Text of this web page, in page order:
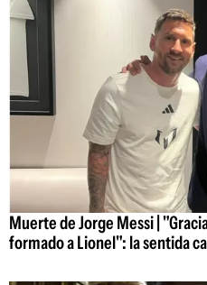
Muerte de Jorge Messi |
formado a Lionel": la sentida